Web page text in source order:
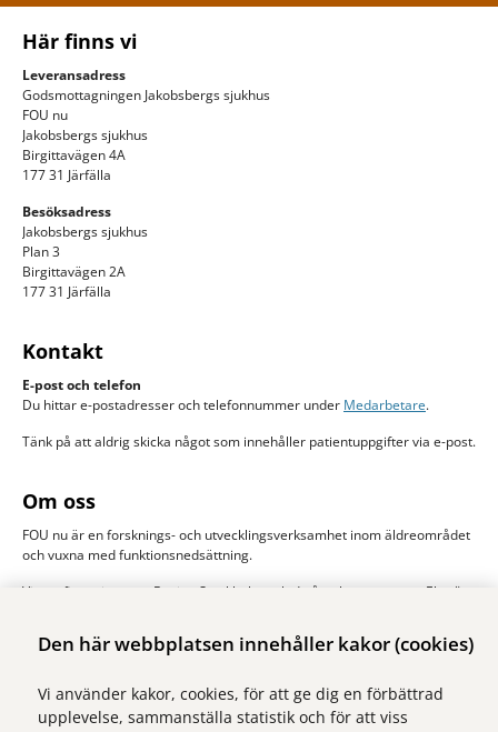
Den här webbplatsen innehåller kakor (cookies)
Vi använder kakor, cookies, för att ge dig en förbättrad
upplevelse, sammanställa statistik och för att viss
Här finns vi
Leveransadress
Godsmottagningen Jakobsbergs sjukhus
FOU nu
Jakobsbergs sjukhus
Birgittavägen 4A
177 31 Järfälla
Besöksadress
Jakobsbergs sjukhus
Plan 3
Birgittavägen 2A
177 31 Järfälla
Kontakt
E-post och telefon
Du hittar e-postadresser och telefonnummer under Medarbetare.
Tänk på att aldrig skicka något som innehåller patientuppgifter via e-post.
Om oss
FOU nu är en forsknings- och utvecklingsverksamhet inom äldreområdet
och vuxna med funktionsnedsättning.
Vi samfinansieras av Region Stockholm och de åtta kommunerna Ekerö,
Upplands Väsby. Huvudman är Stockholms läns sjukvårdsområde, SLSO.